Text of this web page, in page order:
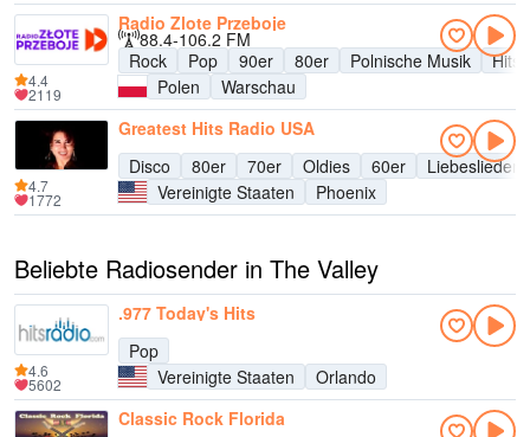
Radio Zlote Przeboje
88.4-106.2 FM
Rock
Pop 90er 80er Polnische Musik
Hits
Polen
Warschau
4.4
2119
Greatest Hits Radio USA
Disco
80er 70er Oldies 60er
Liebeslieder
Vereinigte Staaten
Phoenix
4.7
1772
Beliebte Radiosender in The Valley
.977 Today's Hits
Pop
Vereinigte Staaten
Orlando
4.6
5602
Classic Rock Florida